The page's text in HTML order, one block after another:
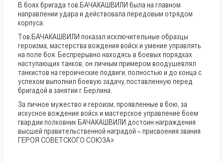
В боях бригада тов.БАЧАКАШВИЛИ была на главном
направлении удара и действовала передовым отрядом
корпуса.
Тов.БАЧАКАШВИЛИ показал исключительные образцы
героизма, мастерства вождения войск и умение управлять
на поле боя. Беспрерывно находясь в боевых порядках
наступающих танков, он личным примером воодушевлял
танкистов на героические подвиги, полностью и до конца с
успехом выполнил боевую задачу, поставленную перед
бригадой в занятии г. Берлина.
За личное мужество и героизм, проявленные в бою, за
искусное вождение войск и мастерское управление боем
гвардии полковник БАЧАКАШВИЛИ достоин награждения
высшей правительственной наградой – присвоения звания
ГЕРОЯ СОВЕТСКОГО СОЮЗА»